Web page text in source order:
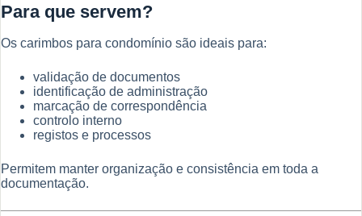
Para que servem?
Os carimbos para condomínio são ideais para:
validação de documentos
identificação de administração
marcação de correspondência
controlo interno
registos e processos
Permitem manter organização e consistência em toda a
documentação.